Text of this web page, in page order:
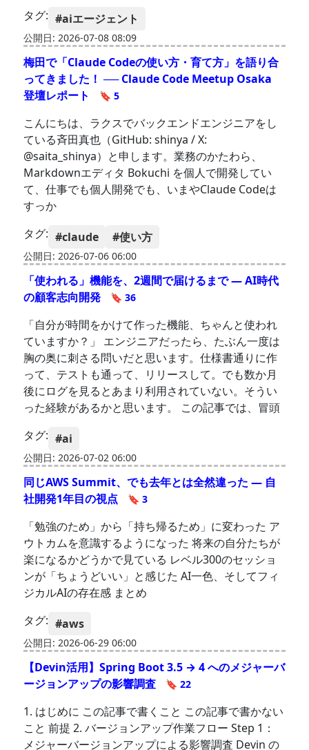
タグ: #aiエージェント
公開日: 2026-07-08 08:09
梅田で「Claude Codeの使い方・育て方」を語り合
ってきました！ ── Claude Code Meetup Osaka
登壇レポート
🔖 5
こんにちは、ラクスでバックエンドエンジニアをし
ている斉田真也（GitHub: shinya / X:
@saita_shinya）と申します。業務のかたわら、
Markdownエディタ Bokuchi を個人で開発してい
て、仕事でも個人開発でも、いまやClaude Codeは
すっか
タグ: #claude #使い方
公開日: 2026-07-06 06:00
「使われる」機能を、2週間で届けるまで — AI時代
の顧客志向開発
🔖 36
「自分が時間をかけて作った機能、ちゃんと使われ
ていますか？」 エンジニアだったら、たぶん一度は
胸の奥に刺さる問いだと思います。仕様書通りに作
って、テストも通って、リリースして。でも数か月
後にログを見るとあまり利用されていない。そうい
った経験があるかと思います。 この記事では、冒頭
タグ: #ai
公開日: 2026-07-02 06:00
同じAWS Summit、でも去年とは全然違った — 自
社開発1年目の視点
🔖 3
「勉強のため」から「持ち帰るため」に変わった ア
ウトカムを意識するようになった 将来の自分たちが
楽になるかどうかで見ている レベル300のセッショ
ンが「ちょうどいい」と感じた AI一色、そしてフィ
ジカルAIの存在感 まとめ
タグ: #aws
公開日: 2026-06-29 06:00
【Devin活用】Spring Boot 3.5 → 4 へのメジャーバ
ージョンアップの影響調査
🔖 22
1. はじめに この記事で書くこと この記事で書かない
こと 前提 2. バージョンアップ作業フロー Step 1：
メジャーバージョンアップによる影響調査 Devin の